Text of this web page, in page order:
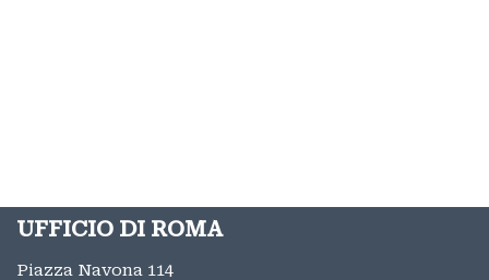
UFFICIO DI ROMA
Piazza Navona 114